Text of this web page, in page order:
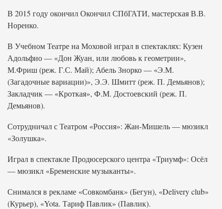
В 2015 году окончил Окончил СПбГАТИ, мастерская В.В.
Норенко.
В Учебном Театре на Моховой играл в спектаклях: Кузен
Адольфио — «Дон Жуан, или любовь к геометрии»,
М.Фриш (реж. Г.С. Май); Абель Знорко — «Э.М.
(Загадочные вариации)», Э.Э. Шмитт (реж. П. Демьянов);
Закладчик — «Кроткая», Ф.М. Достоевский (реж. П.
Демьянов).
Сотрудничал с Театром «Россия»: Жан-Мишель — мюзикл
«Золушка».
Играл в спектакле Продюсерского центра «Триумф»: Осёл
— мюзикл «Бременские музыканты».
Снимался в рекламе «Совкомбанк» (Бегун), «Delivery club»
(Курьер), «Yota. Тариф Павлик» (Павлик).